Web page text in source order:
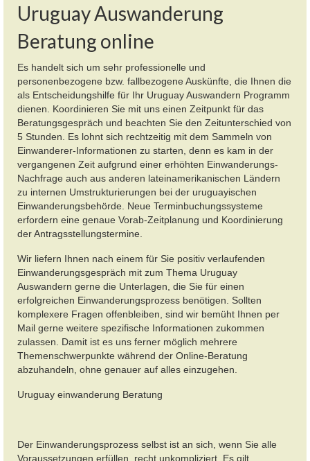
Uruguay Auswanderung
Beratung online
Es handelt sich um sehr professionelle und
personenbezogene bzw. fallbezogene Auskünfte, die Ihnen die
als Entscheidungshilfe für Ihr Uruguay Auswandern Programm
dienen. Koordinieren Sie mit uns einen Zeitpunkt für das
Beratungsgespräch und beachten Sie den Zeitunterschied von
5 Stunden. Es lohnt sich rechtzeitig mit dem Sammeln von
Einwanderer-Informationen zu starten, denn es kam in der
vergangenen Zeit aufgrund einer erhöhten Einwanderungs-
Nachfrage auch aus anderen lateinamerikanischen Ländern
zu internen Umstrukturierungen bei der uruguayischen
Einwanderungsbehörde. Neue Terminbuchungssysteme
erfordern eine genaue Vorab-Zeitplanung und Koordinierung
der Antragsstellungstermine.
Wir liefern Ihnen nach einem für Sie positiv verlaufenden
Einwanderungsgespräch mit zum Thema Uruguay
Auswandern gerne die Unterlagen, die Sie für einen
erfolgreichen Einwanderungsprozess benötigen. Sollten
komplexere Fragen offenbleiben, sind wir bemüht Ihnen per
Mail gerne weitere spezifische Informationen zukommen
zulassen. Damit ist es uns ferner möglich mehrere
Themenschwerpunkte während der Online-Beratung
abzuhandeln, ohne genauer auf alles einzugehen.
Uruguay einwanderung Beratung
Der Einwanderungsprozess selbst ist an sich, wenn Sie alle
Voraussetzungen erfüllen, recht unkompliziert. Es gilt